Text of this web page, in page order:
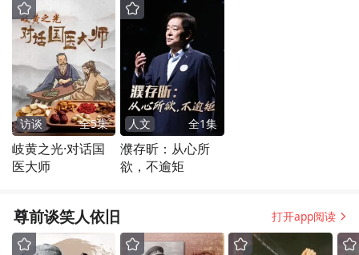
访谈 全5集
岐黄之光·对话国
医大师
人文 全1集
濮存昕：从心所
欲，不逾矩
尊前谈笑人依旧 打开app阅读